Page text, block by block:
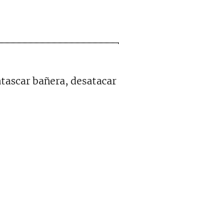
bañera, desatacar